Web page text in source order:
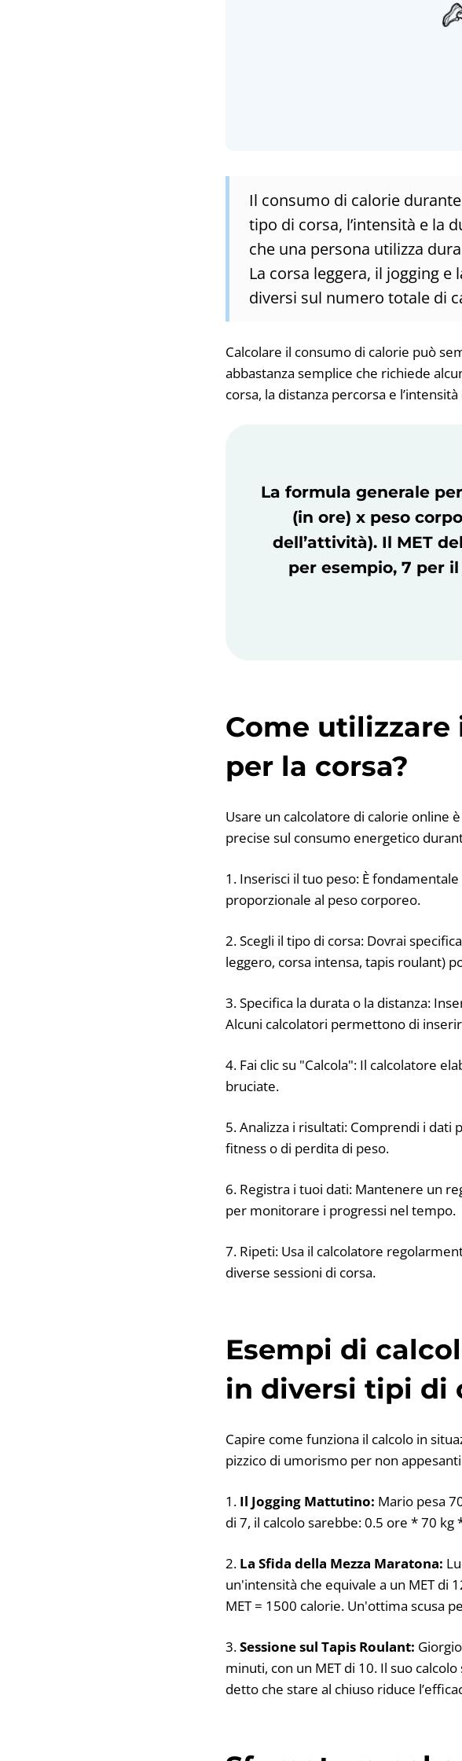
Il consumo di calorie
tipo di corsa, l’intensità e la
che una persona utilizza
La corsa leggera, il jogging
diversi sul numero totale di
Calcolare il consumo di calorie può
abbastanza semplice che richiede
corsa, la distanza percorsa e
La formula generale
(in ore) x peso
dell’attività). Il MET
per esempio, 7 per
Come
per la corsa?
Usare un calcolatore di calorie online
precise sul consumo energetico
1. Inserisci il tuo peso: È
proporzionale al peso corporeo.
2. Scegli il tipo di corsa: Dovrai
leggero, corsa intensa, tapis roulant)
3. Specifica la durata o la distanza:
Alcuni calcolatori permettono di
4. Fai clic su "Calcola": Il calcolatore
bruciate.
5. Analizza i risultati: Comprendi i
fitness o di perdita di peso.
6. Registra i tuoi dati: Mantenere un
per monitorare i progressi nel tempo.
7. Ripeti: Usa il calcolatore
diverse sessioni di corsa.
Esempi di
in diversi tipi di
Capire come funziona il calcolo in
pizzico di umorismo per non
1. Il Jogging Mattutino: Mario pesa
di 7, il calcolo sarebbe: 0.5 ore * 70
2. La Sfida della Mezza Maratona:
un'intensità che equivale a un MET di
MET = 1500 calorie. Un'ottima scusa
3.Sessione sul Tapis Roulant:
minuti, con un MET di 10. Il suo
detto che stare al chiuso riduce